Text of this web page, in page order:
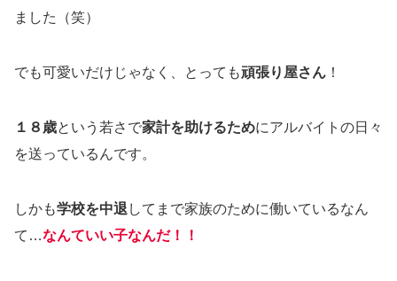
ました（笑）
でも可愛いだけじゃなく、とっても頑張り屋さん ！
１８歳という若さで家計を助けるためにアルバイトの日々
を送っているんです。
しかも学校を中退 してまで家族のために働いているなん
て…なんていい子なんだ！！